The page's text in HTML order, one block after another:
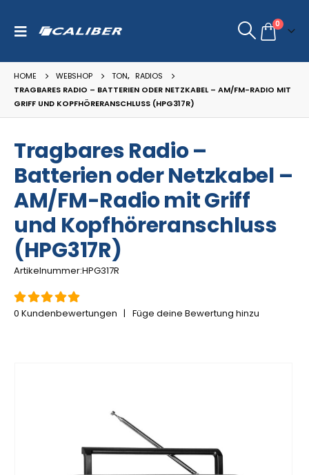
0
HOME WEBSHOP TON, RADIOS
TRAGBARES RADIO – BATTERIEN ODER NETZKABEL – AM/FM-RADIO MIT
GRIFF UND KOPFHÖRERANSCHLUSS (HPG317R)
Tragbares Radio –
Batterien oder Netzkabel –
AM/FM-Radio mit Griff
und Kopfhöreranschluss
(HPG317R)
Artikelnummer:HPG317R
5.00out of 5
0 Kundenbewertungen | Füge deine Bewertung hinzu